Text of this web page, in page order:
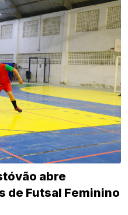
abre
de Futsal Feminino